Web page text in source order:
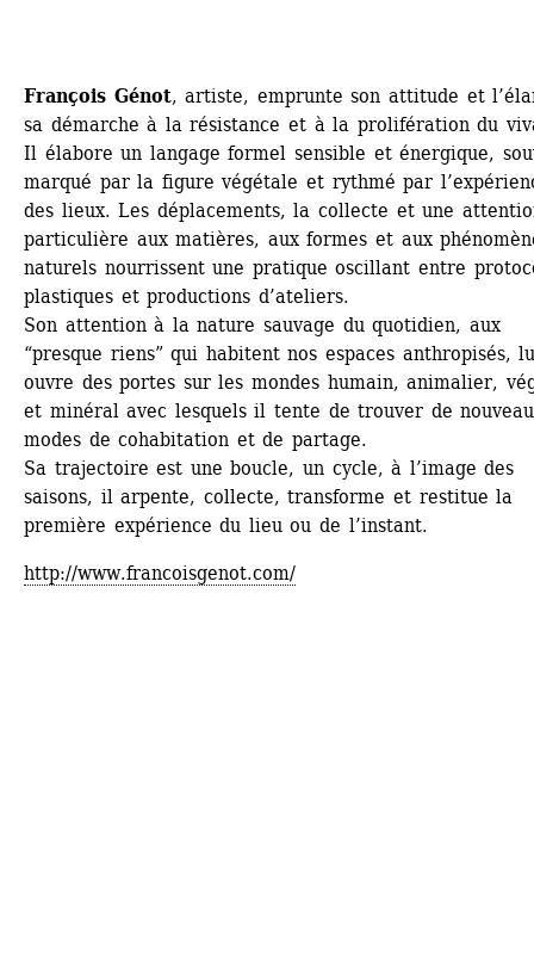
François Génot, artiste, emprunte son attitude et
sa démarche à la résistance et à la prolifération du
Il élabore un langage formel sensible et énergique,
marqué par la figure végétale et rythmé par
des lieux. Les déplacements, la collecte et une
particulière aux matières, aux formes et aux
naturels nourrissent une pratique oscillant entre
plastiques et productions d’ateliers.
Son attention à la nature sauvage du quotidien, aux
“presque riens” qui habitent nos espaces anthropisés,
ouvre des portes sur les mondes humain, animalier,
et minéral avec lesquels il tente de trouver de
modes de cohabitation et de partage.
Sa trajectoire est une boucle, un cycle, à l’image des
saisons, il arpente, collecte, transforme et restitue la
première expérience du lieu ou de l’instant.
http://www.francoisgenot.com/